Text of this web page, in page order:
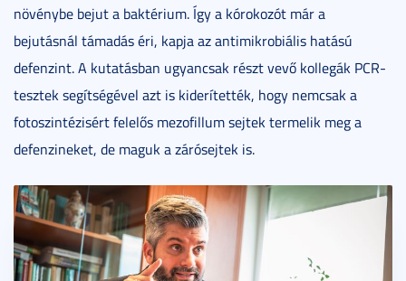
növénybe bejut a baktérium. Így a kórokozót már a
bejutásnál támadás éri, kapja az antimikrobiális hatású
defenzint. A kutatásban ugyancsak részt vevő kollegák PCR-
tesztek segítségével azt is kiderítették, hogy nemcsak a
fotoszintézisért felelős mezofillum sejtek termelik meg a
defenzineket, de maguk a zárósejtek is.